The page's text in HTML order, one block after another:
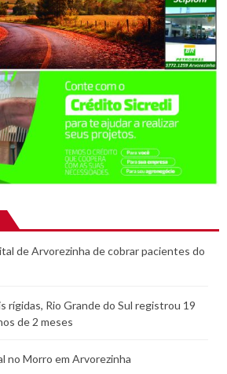
de Arvorezinha de cobrar pacientes do
rígidas, Rio Grande do Sul registrou 19
de 2 meses
no Morro em Arvorezinha